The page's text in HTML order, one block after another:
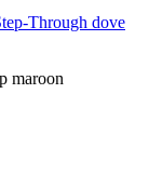
Through dove